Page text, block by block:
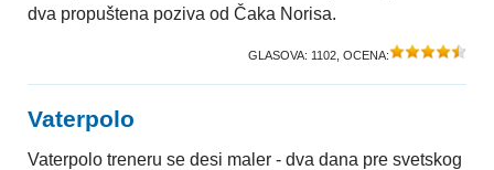
dva propuštena poziva od Čaka Norisa.
GLASOVA: 1102 , OCENA:
Vaterpolo
Vaterpolo treneru se desi maler - dva dana pre svetskog